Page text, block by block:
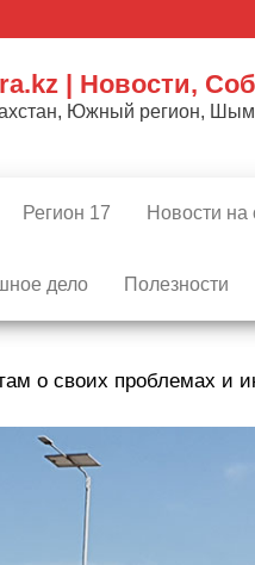
| Новости,
Южный регион,
Регион 17 Новости на
дело Полезности
о своих проблемах и